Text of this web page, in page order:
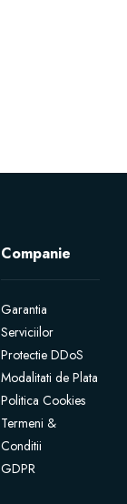
Companie
Garantia
Serviciilor
Protectie DDoS
Modalitati de Plata
Politica Cookies
Termeni &
Conditii
GDPR